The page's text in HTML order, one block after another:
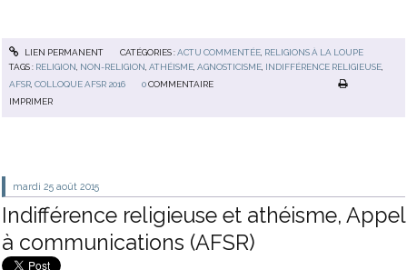
LIEN PERMANENT CATÉGORIES :ACTU COMMENTÉE, RELIGIONS À LA LOUPE
TAGS : RELIGION, NON-RELIGION,ATHÉISME,AGNOSTICISME, INDIFFÉRENCE RELIGIEUSE,
AFSR ,COLLOQUE AFSR 2016 0 COMMENTAIRE
IMPRIMER
mardi 25 août 2015
Indifférence religieuse et athéisme, Appel
à communications (AFSR)